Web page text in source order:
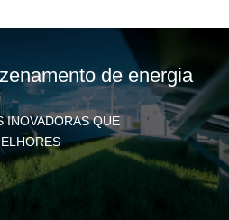
de energia
INOVADORAS QUE